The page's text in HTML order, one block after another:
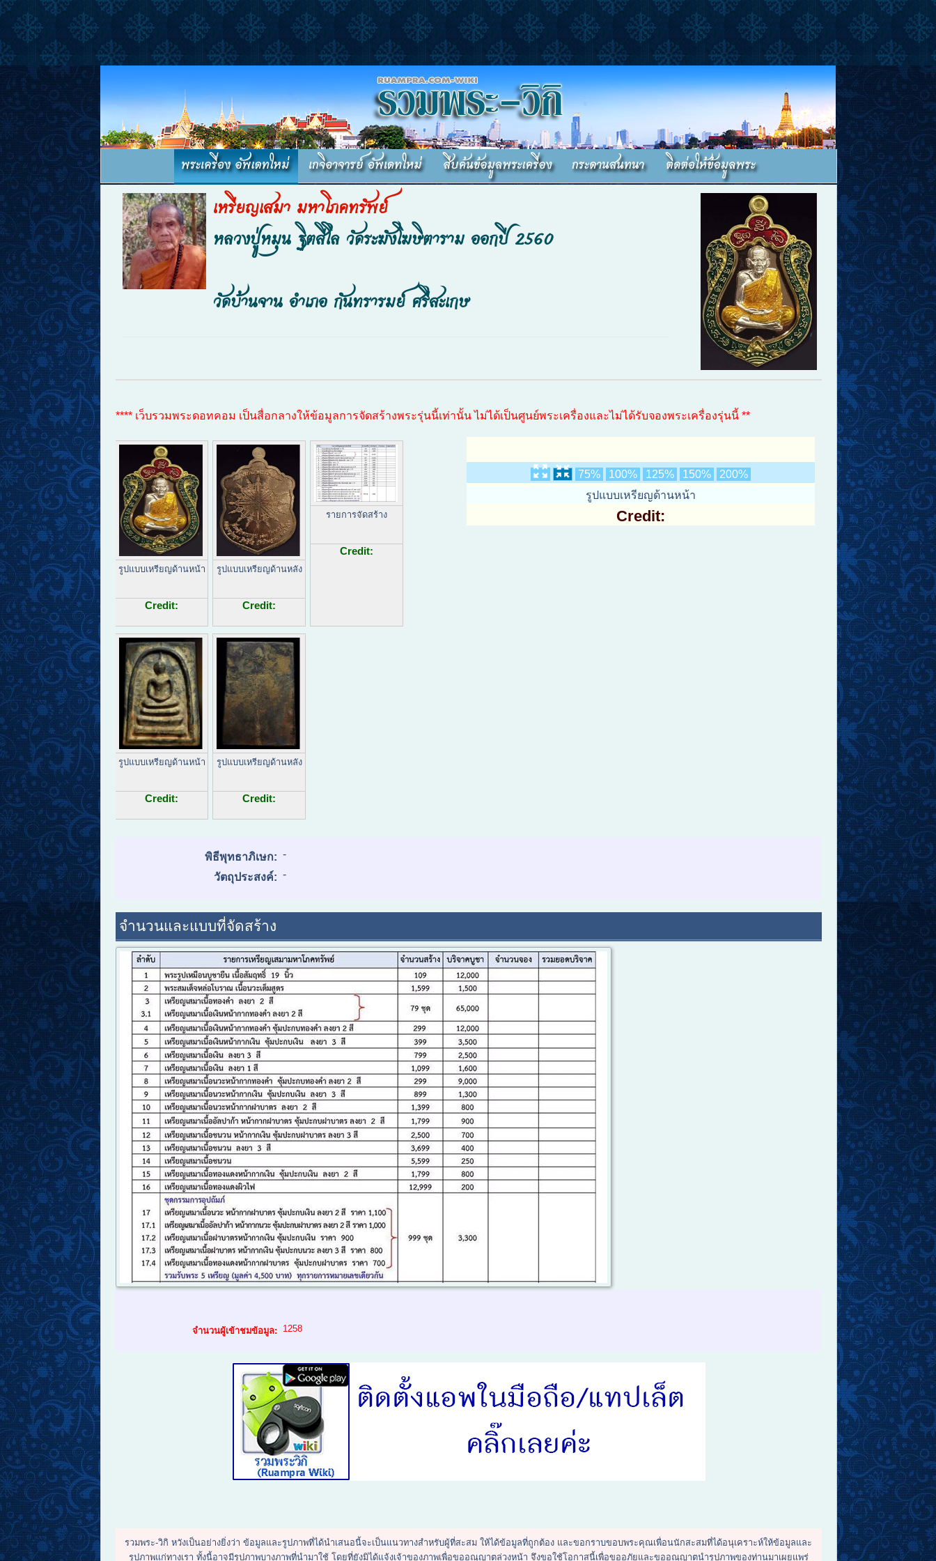
เหรียญเสมา มหาโภคทรัพย์
หลวงปู่หมุน ฐิตสีโล วัดระฆังโฆษิตาราม ออกปี 2560
วัดบ้านจาน อำเภอ กันทรารมย์ ศรีสะเกษ
**** เว็บรวมพระดอทคอม เป็นสื่อกลางให้ข้อมูลการจัดสร้างพระรุ่นนี้เท่านั้น ไม่ได้เป็นศูนย์พระเครื่องและไม่ได้รับจองพระเครื่องรุ่นนี้ **
รูปแบบเหรียญด้านหน้า
Credit:
รูปแบบเหรียญด้านหลัง
Credit:
รายการจัดสร้าง
Credit:
รูปแบบเหรียญด้านหน้า
Credit:
รูปแบบเหรียญด้านหลัง
Credit:
75% 100% 125% 150%
200%
รูปแบบเหรียญด้านหน้า
Credit:
พิธีพุทธาภิเษก: -
วัตถุประสงค์: -
จำนวนและแบบที่จัดสร้าง
จำนวนผู้เข้าชมข้อมูล: 1258
รวมพระ-วิกิ หวังเป็นอย่างยิ่งว่า ข้อมูลและรูปภาพที่ได้นำเสนอนี้จะเป็นแนวทางสำหรับผู้ที่สะสม ให้ได้ข้อมูลที่ถูกต้อง และขอกราบขอบพระคุณเพื่อนนักสะสมที่ได้อนุเคราะห์ให้ข้อมูลและ
รูปภาพแก่ทางเรา ทั้งนี้อาจมีรูปภาพบางภาพที่นำมาใช้ โดยที่ยังมิได้แจ้งเจ้าของภาพเพื่อขออณุญาตล่วงหน้า จึงขอใช้โอกาสนี้เพื่อขออภัยและขออณุญาตนำรูปภาพของท่านมาเผยแพร่